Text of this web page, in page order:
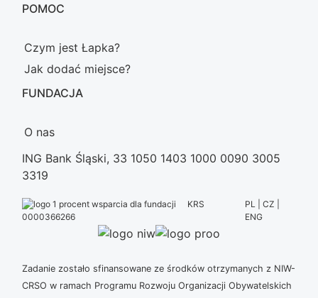
POMOC
Czym jest Łapka?
Jak dodać miejsce?
FUNDACJA
O nas
ING Bank Śląski, 33 1050 1403 1000 0090 3005
3319
KRS
0000366266
PL | CZ |
ENG
Zadanie zostało sfinansowane ze środków otrzymanych z NIW-
CRSO w ramach Programu Rozwoju Organizacji Obywatelskich